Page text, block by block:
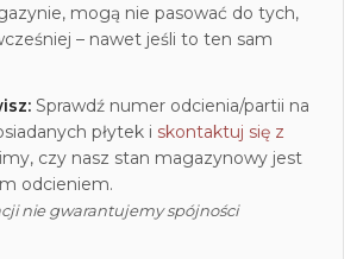
mogą nie pasować do tych,
– nawet jeśli to ten sam
Sprawdź numer odcienia/partii na
płytek i skontaktuj się z
czy nasz stan magazynowy jest
odcieniem.
nie gwarantujemy spójności